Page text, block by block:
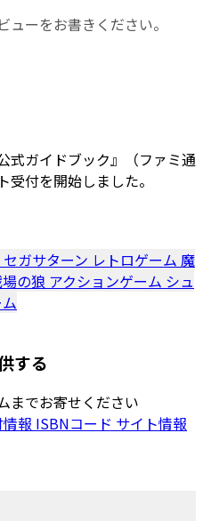
ーをお書きください。
式ガイドブック』（ファミ通
付を開始しました。
セガサターン レトロゲーム 魔
の狼 アクションゲーム シュ
する
までお寄せください
報 ISBNコード サイト情報